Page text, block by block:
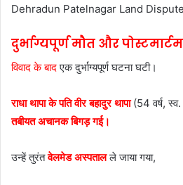
Dehradun Patelnagar Land Dispute
दुर्भाग्यपूर्ण मौत और पोस्टमार्टम
विवाद के बादएक दुर्भाग्यपूर्ण घटना घटी।
राधा थापा के पति वीर बहादुर थापा(54 वर्ष,
तबीयत अचानक बिगड़ गई।
उन्हें तुरंतवेलमेड अस्पतालले जाया गया,